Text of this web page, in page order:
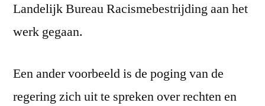
Landelijk Bureau Racismebestrijding aan het
werk gegaan.
Een ander voorbeeld is de poging van de
regering zich uit te spreken over rechten en